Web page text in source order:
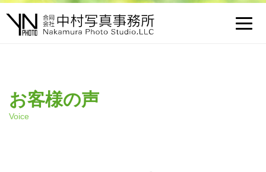
お客様の声
Voice